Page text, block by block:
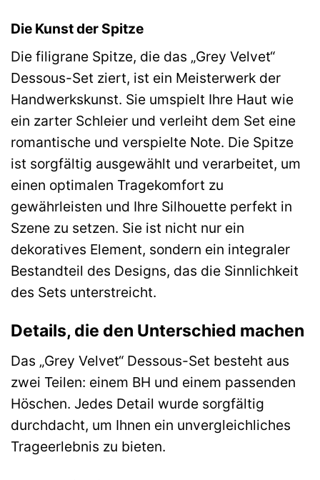
Die Kunst der Spitze
Die filigrane Spitze, die das „Grey Velvet“
Dessous-Set ziert, ist ein Meisterwerk der
Handwerkskunst. Sie umspielt Ihre Haut wie
ein zarter Schleier und verleiht dem Set eine
romantische und verspielte Note. Die Spitze
ist sorgfältig ausgewählt und verarbeitet, um
einen optimalen Tragekomfort zu
gewährleisten und Ihre Silhouette perfekt in
Szene zu setzen. Sie ist nicht nur ein
dekoratives Element, sondern ein integraler
Bestandteil des Designs, das die Sinnlichkeit
des Sets unterstreicht.
Details, die den Unterschied machen
Das „Grey Velvet“ Dessous-Set besteht aus
zwei Teilen: einem BH und einem passenden
Höschen. Jedes Detail wurde sorgfältig
durchdacht, um Ihnen ein unvergleichliches
Trageerlebnis zu bieten.